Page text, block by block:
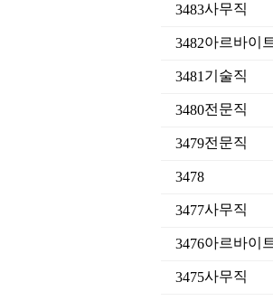
3483사무직
3482아르바이
3481 기술직
3480전문직
3479전문직
3478
3477사무직
3476아르바이
3475사무직